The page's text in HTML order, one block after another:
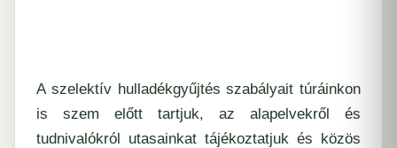
A szelektív hulladékgyűjtés szabályait túráinkon
is szem előtt tartjuk, az alapelvekről és
tudnivalókról utasainkat tájékoztatjuk és közös